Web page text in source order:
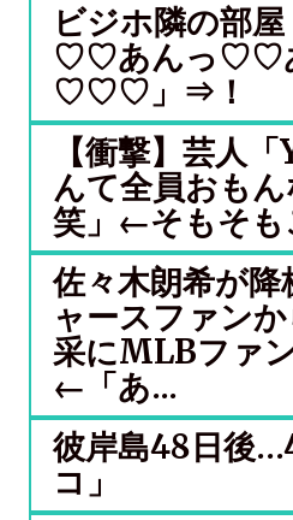
ビジホ隣の部
♡♡あんっ♡♡
♡♡♡」⇒！
【衝撃】芸人
んて全員おも
笑」←そもそも
佐々木朗希が降
ャースファン
采にMLBファ
←「あ...
彼岸島48日後
コ」